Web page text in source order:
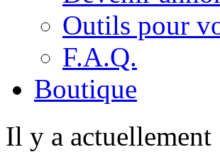
Outils pour
F.A.Q.
Boutique
Il y a actuellement